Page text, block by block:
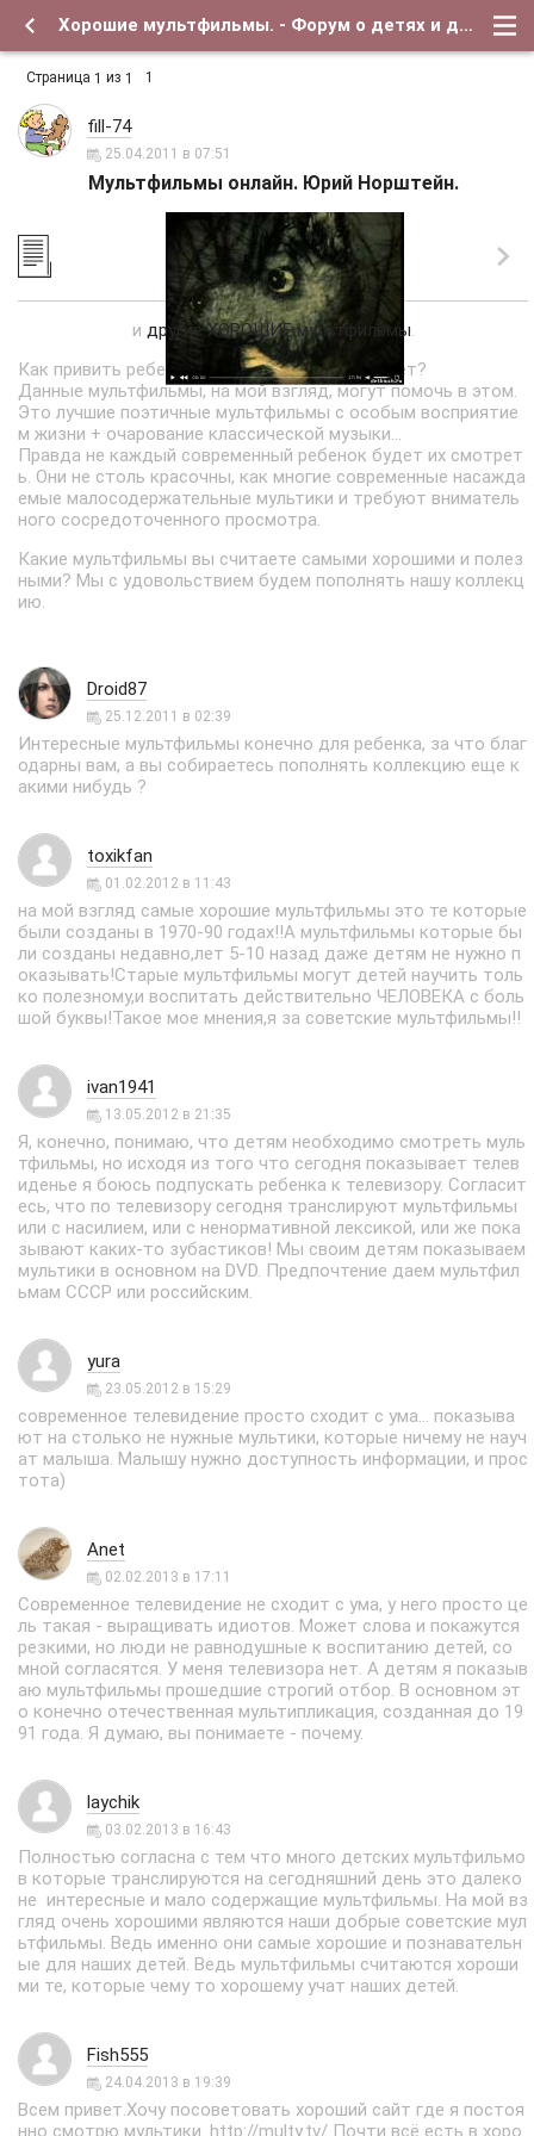
Хорошие мультфильмы. - Форум о детях и для их родителей
Страница 1 из 1 1
fill-74
25.04.2011 в 07:51
Мультфильмы онлайн. Юрий Норштейн.
и другие ХОРОШИЕ мультфильмы
Как привить ребенку хороший вкус с малых лет?
Данные мультфильмы, на мой взгляд, могут помочь в этом.
Это лучшие поэтичные мультфильмы с особым восприятие
м жизни + очарование классической музыки...
Правда не каждый современный ребенок будет их смотрет
ь. Они не столь красочны, как многие современные насажда
емые малосодержательные мультики и требуют вниматель
ного сосредоточенного просмотра.
Какие мультфильмы вы считаете самыми хорошими и полез
ными? Мы с удовольствием будем пополнять нашу коллекц
ию.
Droid87
25.12.2011 в 02:39
Интересные мультфильмы конечно для ребенка, за что благ
одарны вам, а вы собираетесь пополнять коллекцию еще к
акими нибудь ?
toxikfan
01.02.2012 в 11:43
на мой взгляд самые хорошие мультфильмы это те которые
были созданы в 1970-90 годах!!А мультфильмы которые бы
ли созданы недавно,лет 5-10 назад даже детям не нужно п
оказывать!Старые мультфильмы могут детей научить толь
ко полезному,и воспитать действительно ЧЕЛОВЕКА с боль
шой буквы!Такое мое мнения,я за советские мультфильмы!!
ivan1941
13.05.2012 в 21:35
Я, конечно, понимаю, что детям необходимо смотреть муль
тфильмы, но исходя из того что сегодня показывает телев
иденье я боюсь подпускать ребенка к телевизору. Согласит
есь, что по телевизору сегодня транслируют мультфильмы
или с насилием, или с ненормативной лексикой, или же пока
зывают каких-то зубастиков! Мы своим детям показываем
мультики в основном на DVD. Предпочтение даем мультфил
ьмам СССР или российским.
yura
23.05.2012 в 15:29
современное телевидение просто сходит с ума... показыва
ют на столько не нужные мультики, которые ничему не науч
ат малыша. Малышу нужно доступность информации, и прос
тота)
Anet
02.02.2013 в 17:11
Современное телевидение не сходит с ума, у него просто це
ль такая - выращивать идиотов. Может слова и покажутся
резкими, но люди не равнодушные к воспитанию детей, со
мной согласятся. У меня телевизора нет. А детям я показыв
аю мультфильмы прошедшие строгий отбор. В основном эт
о конечно отечественная мультипликация, созданная до 19
91 года. Я думаю, вы понимаете - почему.
laychik
03.02.2013 в 16:43
Полностью согласна с тем что много детских мультфильмо
в которые транслируются на сегодняшний день это далеко
не интересные и мало содержащие мультфильмы. На мой вз
гляд очень хорошими являются наши добрые советские мул
ьтфильмы. Ведь именно они самые хорошие и познавательн
ые для наших детей. Ведь мультфильмы считаются хороши
ми те, которые чему то хорошему учат наших детей.
Fish555
24.04.2013 в 19:39
Всем привет.Хочу посоветовать хороший сайт где я постоя
нно смотрю мультики. http://multy.tv/ Почти всё есть в хоро